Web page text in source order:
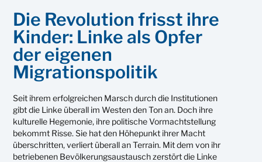
Die Revolution frisst ihre
Kinder: Linke als Opfer
der eigenen
Migrationspolitik
Seit ihrem erfolgreichen Marsch durch die Institutionen
gibt die Linke überall im Westen den Ton an. Doch ihre
kulturelle Hegemonie, ihre politische Vormachtstellung
bekommt Risse. Sie hat den Höhepunkt ihrer Macht
überschritten, verliert überall an Terrain. Mit dem von ihr
betriebenen Bevölkerungsaustausch zerstört die Linke